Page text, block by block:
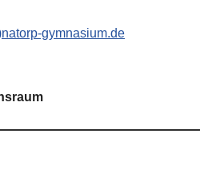
gymnasium.de